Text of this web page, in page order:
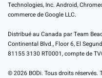
Technologies, Inc. Android,
commerce de Google LLC.
Distribué au Canada par Team
Continental Blvd., Floor 6, El
81155 3130 RT0001, compte de
© 2026 BODi. Tous droits réservés.